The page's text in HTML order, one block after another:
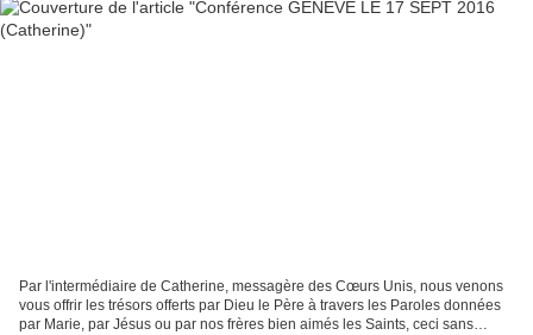
Par l'intermédiaire de Catherine, messagère des Cœurs Unis, nous venons
vous offrir les trésors offerts par Dieu le Père à travers les Paroles données
par Marie, par Jésus ou par nos frères bien aimés les Saints, ceci sans